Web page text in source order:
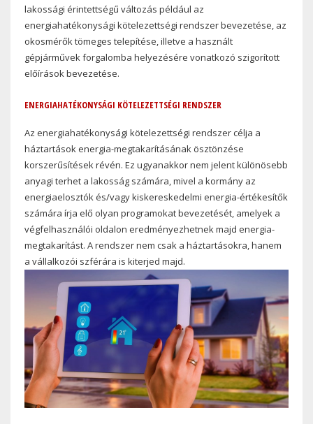
lakossági érintettségű változás például az
energiahatékonysági kötelezettségi rendszer bevezetése, az
okosmérők tömeges telepítése, illetve a használt
gépjárművek forgalomba helyezésére vonatkozó szigorított
előírások bevezetése.
ENERGIAHATÉKONYSÁGI KÖTELEZETTSÉGI RENDSZER
Az energiahatékonysági kötelezettségi rendszer célja a
háztartások energia-megtakarításának ösztönzése
korszerűsítések révén. Ez ugyanakkor nem jelent különösebb
anyagi terhet a lakosság számára, mivel a kormány az
energiaelosztók és/vagy kiskereskedelmi energia-értékesítők
számára írja elő olyan programokat bevezetését, amelyek a
végfelhasználói oldalon eredményezhetnek majd energia-
megtakarítást. A rendszer nem csak a háztartásokra, hanem
a vállalkozói szférára is kiterjed majd.